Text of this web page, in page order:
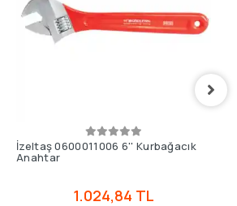
İzeltaş 0600011006 6'' Kurbağacık
Anahtar
1.024,84 TL